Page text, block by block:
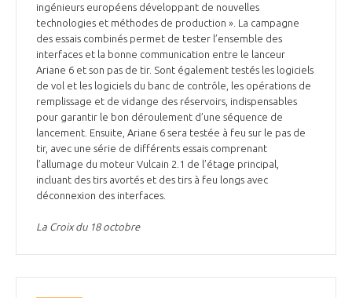
ENVIRONNEMENT
INNOVATION
INTERNATIONALISATION
RAPPORTS D'ACTIVITÉS
ingénieurs européens développant de nouvelles
technologies et méthodes de production ». La campagne
des essais combinés permet de tester l’ensemble des
interfaces et la bonne communication entre le lanceur
Ariane 6 et son pas de tir. Sont également testés les logiciels
de vol et les logiciels du banc de contrôle, les opérations de
remplissage et de vidange des réservoirs, indispensables
pour garantir le bon déroulement d’une séquence de
lancement. Ensuite, Ariane 6 sera testée à feu sur le pas de
tir, avec une série de différents essais comprenant
l’allumage du moteur Vulcain 2.1 de l’étage principal,
incluant des tirs avortés et des tirs à feu longs avec
déconnexion des interfaces.
La Croix du 18 octobre